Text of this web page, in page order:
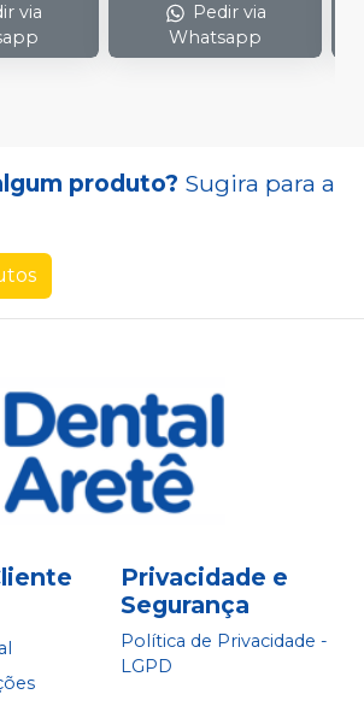
via
Pedir via
Whatsapp
produto? Sugira para a
Privacidade e
Segurança
Política de Privacidade -
LGPD